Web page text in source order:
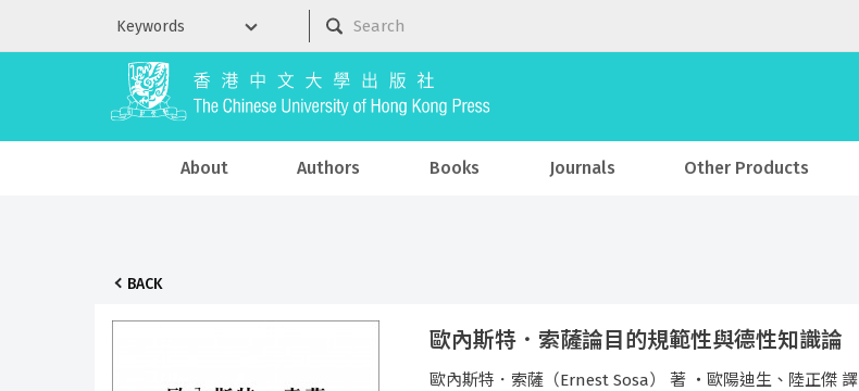
About Authors Books Journals Other Products
BACK
歐內斯特．索薩論目的規範性與德性知識論
歐內斯特．索薩（Ernest Sosa） 著 ・歐陽迪生、陸正傑 譯